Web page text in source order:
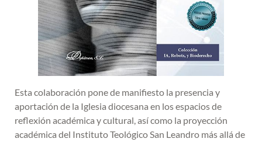
Esta colaboración pone de manifiesto la presencia y
aportación de la Iglesia diocesana en los espacios de
reflexión académica y cultural, así como la proyección
académica del Instituto Teológico San Leandro más allá de